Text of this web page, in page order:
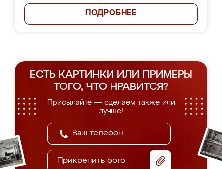
ПОДРОБНЕЕ
ЕСТЬ КАРТИНКИ ИЛИ ПРИМЕРЫ
ТОГО, ЧТО НРАВИТСЯ?
Присылайте — сделаем также или
лучше!
Прикрепить фото